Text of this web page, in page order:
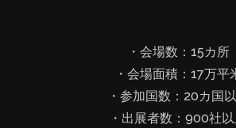
・会場数：15カ所
・会場面積：17万平
・参加国数：20カ国
・出展者数：900社以